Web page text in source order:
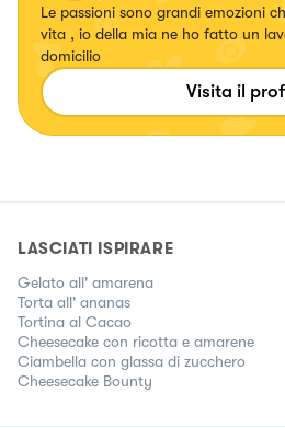
Le passioni sono grandi emozioni
vita , io della mia ne ho fatto un
domicilio
Visita il
LASCIATI ISPIRARE
Gelato all' amarena
Torta all' ananas
Tortina al Cacao
Cheesecake con ricotta e amarene
Ciambella con glassa di zucchero
Cheesecake Bounty